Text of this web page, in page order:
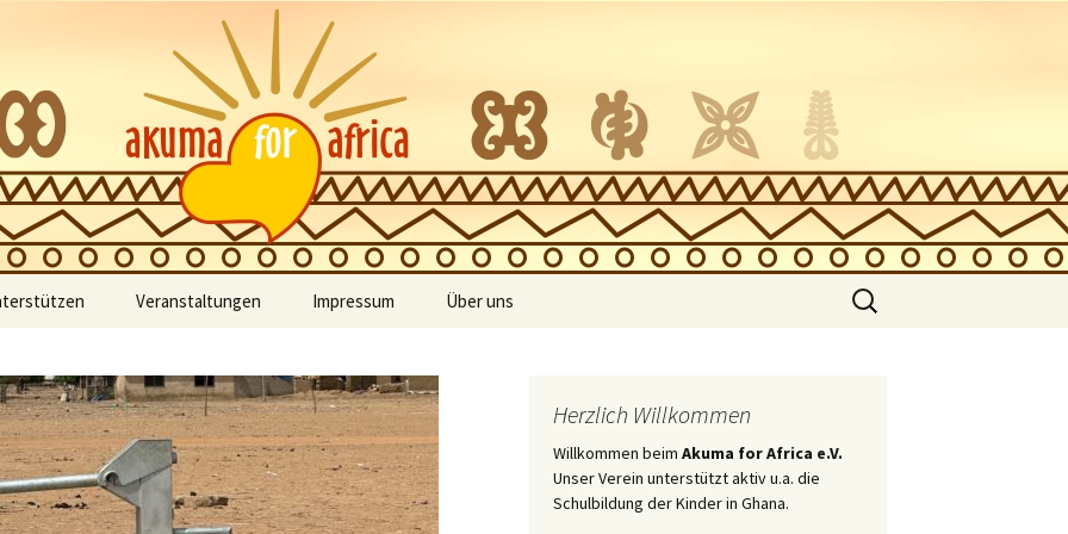
Africa
der Kinder Ghanas
Veranstaltungen
Meine Buchungen
Schlagworte
Veranstaltungsorte
Impressum Über uns
Vereinssatzung
Suche
nach:
Herzlich Willkommen
Willkommen beim Akuma for Africa e.V.
Unser Verein unterstützt aktiv u.a. die
Schulbildung der Kinder in Ghana.